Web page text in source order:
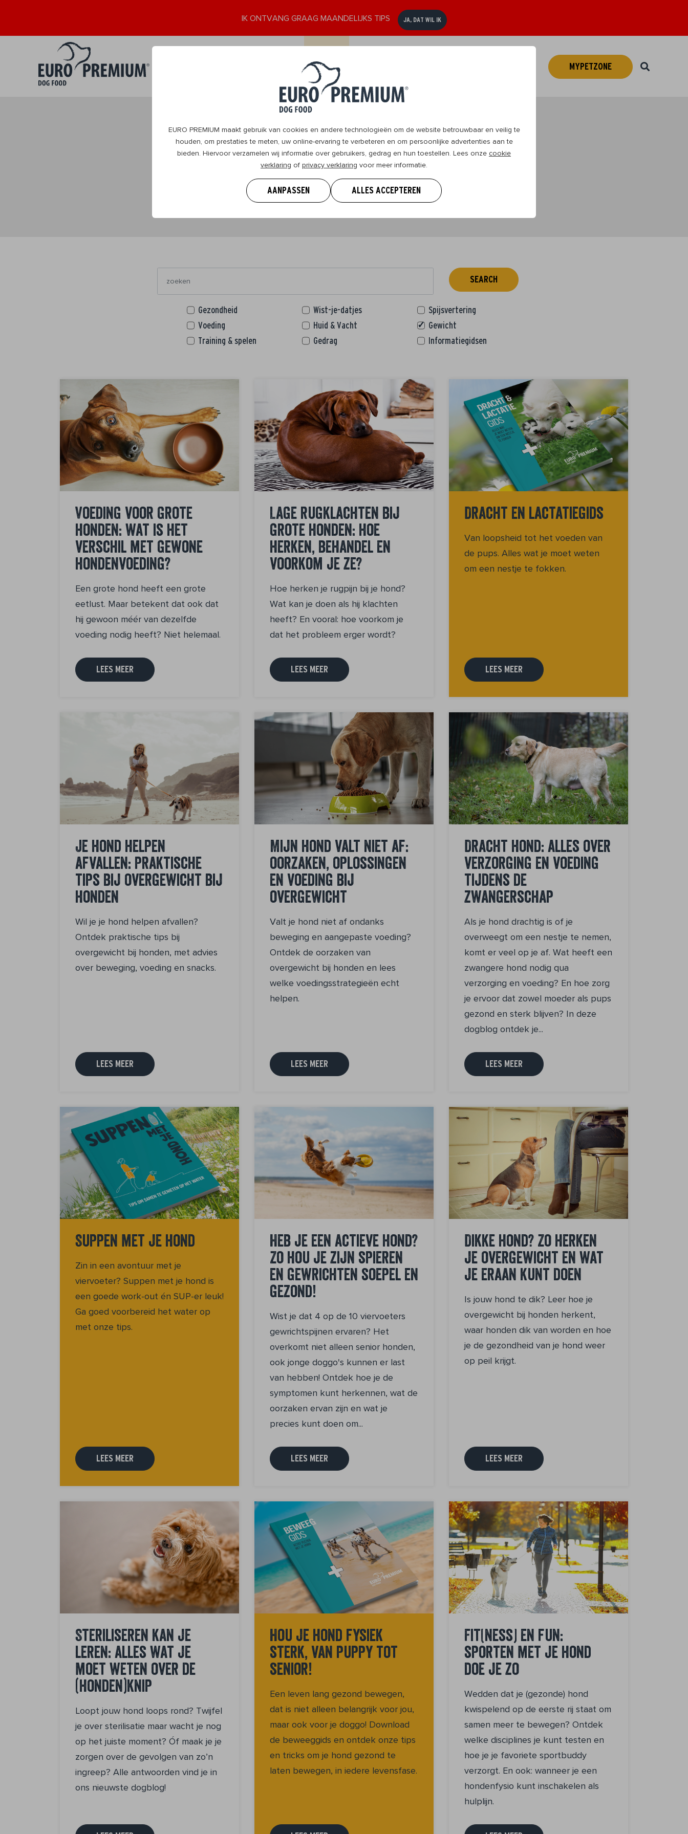
EURO PREMIUM maakt gebruik van cookies en andere technologieën om de website betrouwbaar en veilig te
houden, om prestaties te meten, uw online-ervaring te verbeteren en om persoonlijke advertenties aan te
bieden. Hiervoor verzamelen wij informatie over gebruikers, gedrag en hun toestellen. Lees onze cookie
verklaring of privacy verklaring voor meer informatie.
AANPASSEN ALLES ACCEPTEREN
IK ONTVANG GRAAG MAANDELIJKS TIPS JA, DAT WIL IK
DogBlog MYPETZONE
DogBlog
Alles wat je moet weten om je hond te geven wat hij nodig heeft en samen veel plezier te
SEARCH
Gezondheid
Voeding
Training & spelen
Wist-je-datjes
Huid & Vacht
Gedrag
Spijsvertering
Gewicht
Informatiegidsen
Voeding voor grote
honden: wat is het
verschil met gewone
hondenvoeding?
Een grote hond heeft een grote
eetlust. Maar betekent dat ook dat
hij gewoon méér van dezelfde
voeding nodig heeft? Niet helemaal.
LEES MEER
Lage rugklachten bij
grote honden: hoe
herken, behandel en
voorkom je ze?
Hoe herken je rugpijn bij je hond?
Wat kan je doen als hij klachten
heeft? En vooral: hoe voorkom je
dat het probleem erger wordt?
LEES MEER
Dracht en lactatiegids
Van loopsheid tot het voeden van
de pups. Alles wat je moet weten
om een nestje te fokken.
LEES MEER
Je hond helpen
afvallen: praktische
tips bij overgewicht bij
honden
Wil je je hond helpen afvallen?
Ontdek praktische tips bij
overgewicht bij honden, met advies
over beweging, voeding en snacks.
LEES MEER
Mijn hond valt niet af:
oorzaken, oplossingen
en voeding bij
overgewicht
Valt je hond niet af ondanks
beweging en aangepaste voeding?
Ontdek de oorzaken van
overgewicht bij honden en lees
welke voedingsstrategieën echt
helpen.
LEES MEER
Dracht hond: alles over
verzorging en voeding
tijdens de
zwangerschap
Als je hond drachtig is of je
overweegt om een nestje te nemen,
komt er veel op je af. Wat heeft een
zwangere hond nodig qua
verzorging en voeding? En hoe zorg
je ervoor dat zowel moeder als pups
gezond en sterk blijven? In deze
dogblog ontdek je...
LEES MEER
Suppen met je hond
Zin in een avontuur met je
viervoeter? Suppen met je hond is
een goede work-out én SUP-er leuk!
Ga goed voorbereid het water op
met onze tips.
LEES MEER
Heb je een actieve hond?
Zo hou je zijn spieren
en gewrichten soepel en
gezond!
Wist je dat 4 op de 10 viervoeters
gewrichtspijnen ervaren? Het
overkomt niet alleen senior honden,
ook jonge doggo's kunnen er last
van hebben! Ontdek hoe je de
symptomen kunt herkennen, wat de
oorzaken ervan zijn en wat je
precies kunt doen om...
LEES MEER
Dikke hond? Zo herken
je overgewicht en wat
je eraan kunt doen
Is jouw hond te dik? Leer hoe je
overgewicht bij honden herkent,
waar honden dik van worden en hoe
je de gezondheid van je hond weer
op peil krijgt.
LEES MEER
Steriliseren kan je
leren: alles wat je
moet weten over de
(honden)knip
Loopt jouw hond loops rond? Twijfel
je over sterilisatie maar wacht je nog
op het juiste moment? Óf maak je je
zorgen over de gevolgen van zo’n
ingreep? Alle antwoorden vind je in
ons nieuwste dogblog!
Hou je hond fysiek
sterk, van puppy tot
senior!
Een leven lang gezond bewegen,
dat is niet alleen belangrijk voor jou,
maar ook voor je doggo! Download
de beweeggids en ontdek onze tips
en tricks om je hond gezond te
laten bewegen, in iedere levensfase.
Fit(ness) en fun:
sporten met je hond
doe je zo
Wedden dat je (gezonde) hond
kwispelend op de eerste rij staat om
samen meer te bewegen? Ontdek
welke disciplines je kunt testen en
hoe je je favoriete sportbuddy
verzorgt. En ook: wanneer je een
hondenfysio kunt inschakelen als
hulplijn.